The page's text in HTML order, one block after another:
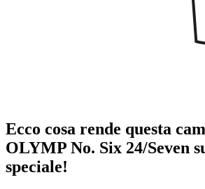
Ecco cosa rende questa
OLYMP No. Six 24/Seven
speciale!